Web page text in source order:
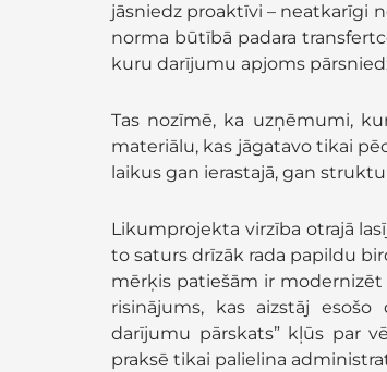
jāsniedz proaktīvi – neatkarīgi
norma būtībā padara
kuru darījumu apjoms
Tas nozīmē, ka uzņēmumi,
materiālu, kas jāgatavo tikai
laikus gan ierastajā, gan
Likumprojekta virzība otrajā
to saturs drīzāk rada papildu
mērķis patiešām ir
risinājums, kas aizstāj
darījumu pārskats” kļūs par
praksē tikai palielina